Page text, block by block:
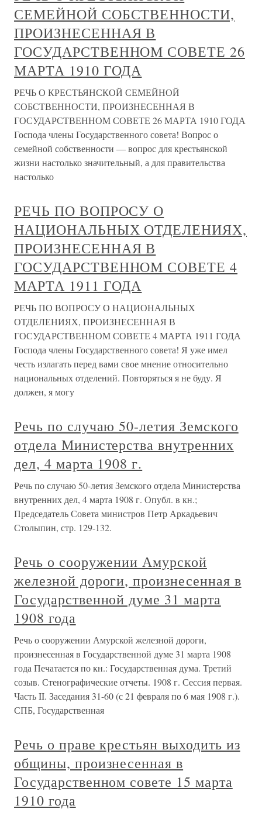
СЕМЕЙНОЙ СОБСТВЕННОСТИ,
ПРОИЗНЕСЕННАЯ В
ГОСУДАРСТВЕННОМ СОВЕТЕ 26
МАРТА 1910 ГОДА
РЕЧЬ О КРЕСТЬЯНСКОЙ СЕМЕЙНОЙ
СОБСТВЕННОСТИ, ПРОИЗНЕСЕННАЯ В
ГОСУДАРСТВЕННОМ СОВЕТЕ 26 МАРТА 1910 ГОДА
Господа члены Государственного совета! Вопрос о
семейной собственности — вопрос для крестьянской
жизни настолько значительный, а для правительства
настолько
РЕЧЬ ПО ВОПРОСУ О
НАЦИОНАЛЬНЫХ ОТДЕЛЕНИЯХ,
ПРОИЗНЕСЕННАЯ В
ГОСУДАРСТВЕННОМ СОВЕТЕ 4
МАРТА 1911 ГОДА
РЕЧЬ ПО ВОПРОСУ О НАЦИОНАЛЬНЫХ
ОТДЕЛЕНИЯХ, ПРОИЗНЕСЕННАЯ В
ГОСУДАРСТВЕННОМ СОВЕТЕ 4 МАРТА 1911 ГОДА
Господа члены Государственного совета! Я уже имел
честь излагать перед вами свое мнение относительно
национальных отделений. Повторяться я не буду. Я
должен, я могу
Речь по случаю 50-летия Земского
отдела Министерства внутренних
дел, 4 марта 1908 г.
Речь по случаю 50-летия Земского отдела Министерства
внутренних дел, 4 марта 1908 г. Опубл. в кн.;
Председатель Совета министров Петр Аркадьевич
Столыпин, стр. 129-132.
Речь о сооружении Амурской
железной дороги, произнесенная в
Государственной думе 31 марта
1908 года
Речь о сооружении Амурской железной дороги,
произнесенная в Государственной думе 31 марта 1908
года Печатается по кн.: Государственная дума. Третий
созыв. Стенографические отчеты. 1908 г. Сессия первая.
Часть II. Заседания 31-60 (с 21 февраля по 6 мая 1908 г.).
СПБ, Государственная
Речь о праве крестьян выходить из
общины, произнесенная в
Государственном совете 15 марта
1910 года